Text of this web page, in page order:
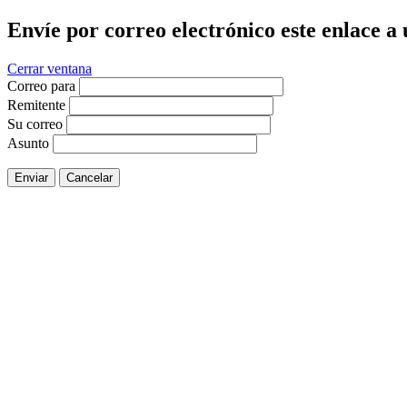
Envíe por correo electrónico este enlace a
Cerrar ventana
Correo para
Remitente
Su correo
Asunto
Enviar Cancelar